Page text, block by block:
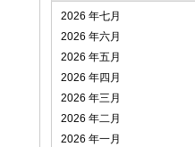
2026 年七月
2026 年六月
2026 年五月
2026 年四月
2026 年三月
2026 年二月
2026 年一月